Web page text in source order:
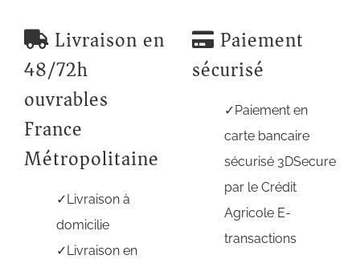
Livraison en
48/72h
ouvrables
France
Métropolitaine
Livraison à
domicilie
Livraison en
Paiement
sécurisé
Paiement en
carte bancaire
sécurisé 3DSecure
par le Crédit
Agricole E-
transactions